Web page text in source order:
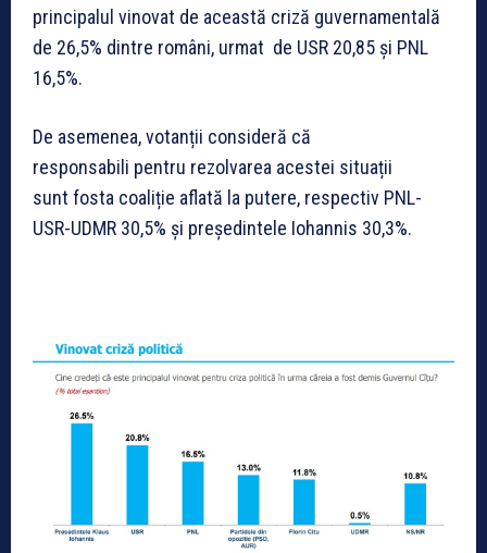
principalul vinovat de această criză guvernamentală
de 26,5% dintre români, urmat de USR 20,85 și PNL
16,5%.
De asemenea, votanții consideră că
responsabili pentru rezolvarea acestei situații
sunt fosta coaliție aflată la putere, respectiv PNL-
USR-UDMR 30,5% și președintele Iohannis 30,3%.